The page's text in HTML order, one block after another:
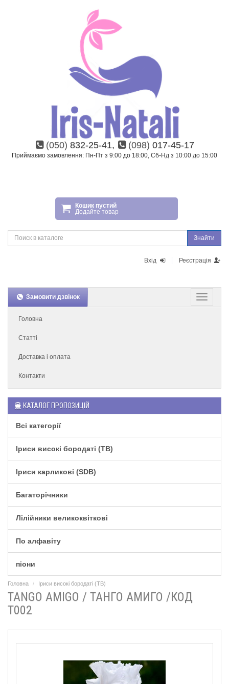
(050) 832-25-41, (098) 017-45-17
Приймаємо замовлення: Пн-Пт з 9:00 до 18:00, Сб-Нд з 10:00 до 15:00
Кошик пустий
Додайте товар
Знайти
Вхід Реєстрація
Замовити дзвінок
Головна
Статті
Доставка і оплата
Контакти
КАТАЛОГ ПРОПОЗИЦІЙ
Всі категорії
Іриси високі бородаті (TB)
Іриси карликові (SDB)
Багаторічники
Лілійники великоквіткові
По алфавіту
піони
Головна Іриси високі бородаті (TB)
TANGO AMIGO / ТАНГО АМИГО /КОД
T002